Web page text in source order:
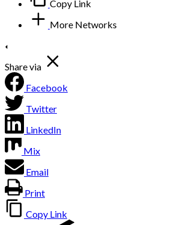
Copy Link
More Networks
Share via
Facebook
Twitter
LinkedIn
Mix
Email
Print
Copy Link